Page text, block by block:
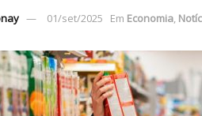
01/set/2025 Em Economia,